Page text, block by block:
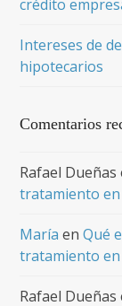
crédito
Intereses de
hipotecarios
Comentarios
Rafael Dueñas
tratamiento en
María enQué
tratamiento en
Rafael Dueñas